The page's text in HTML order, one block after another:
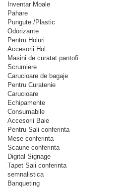
Inventar Moale
Pahare
Pungute /Plastic
Odorizante
Pentru Holuri
Accesorii Hol
Masini de curatat pantofi
Scrumiere
Carucioare de bagaje
Pentru Curatenie
Carucioare
Echipamente
Consumabile
Accesorii Baie
Pentru Sali conferinta
Mese conferinta
Scaune conferinta
Digital Signage
Tapet Sali conferinta
semnalistica
Banqueting